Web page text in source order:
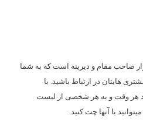
هایتان در ارتباط باشید. با
هر وقت و به هر شخصی از لیست
با آنها چت کنید.